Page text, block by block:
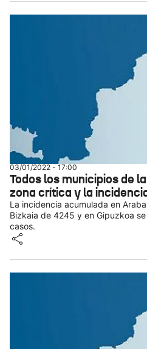
03/01/2022 - 17:00
Todos los municipios de
zona crítica y la
La incidencia acumulada en
Bizkaia de 4245 y en Gipuzkoa
casos.